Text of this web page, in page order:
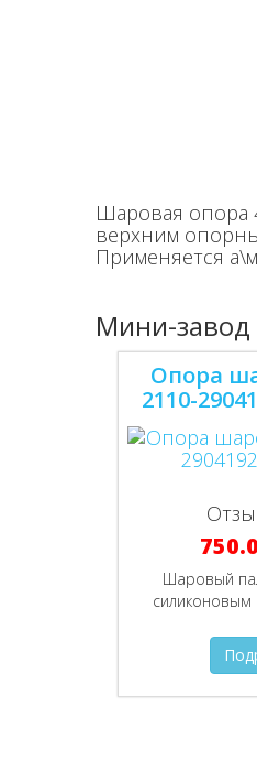
Шаровая опора
верхним
Применяется
Мини-завод
Опора
2110-
Шаровый